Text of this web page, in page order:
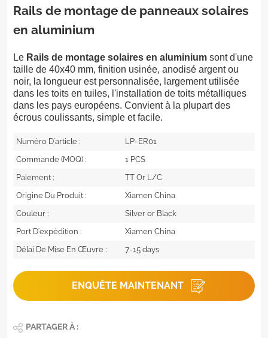
Rails de montage de panneaux solaires
en aluminium
Le Rails de montage solaires en aluminium sont d'une
taille de 40x40 mm, finition usinée, anodisé argent ou
noir, la longueur est personnalisée, largement utilisée
dans les toits en tuiles, l'installation de toits métalliques
dans les pays européens. Convient à la plupart des
écrous coulissants, simple et facile.
Numéro D'article :
LP-ER01
Commande (MOQ) :
1 PCS
Paiement :
TT Or L/C
Origine Du Produit :
Xiamen China
Couleur :
Silver or Black
Port D'expédition :
Xiamen China
Délai De Mise En Œuvre :
7-15 days
ENQUÊTE MAINTENANT
PARTAGER À :